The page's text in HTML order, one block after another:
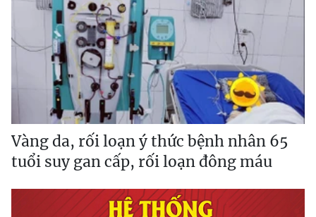
Vàng da, rối loạn ý thức bệnh nhân 65
tuổi suy gan cấp, rối loạn đông máu